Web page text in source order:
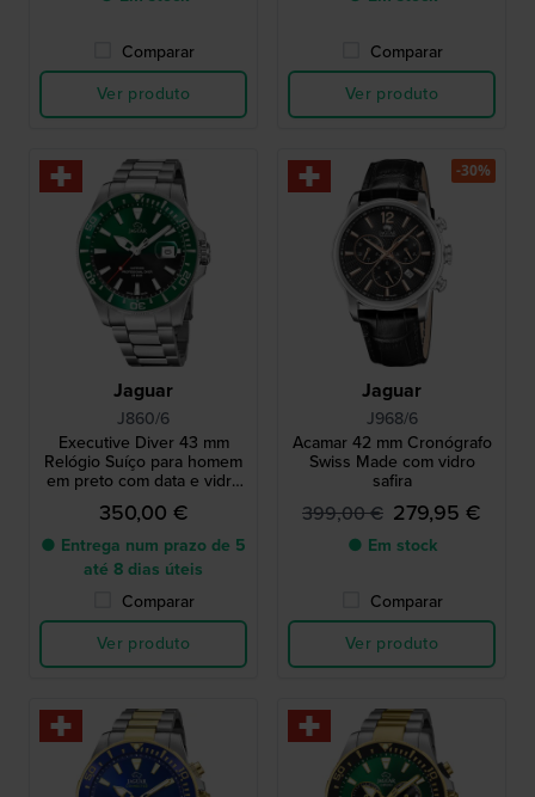
Comparar
Ver produto
Comparar
Ver produto
Jaguar
J860/6
Executive Diver 43 mm
Relógio Suíço para homem
em preto com data e vidro
safira
350,00 €
● Entrega num prazo de 5
até 8 dias úteis
Comparar
Ver produto
Jaguar
J968/6
Acamar 42 mm Cronógrafo
Swiss Made com vidro
safira
399,00 € 279,95 €
● Em stock
Comparar
Ver produto
-30%